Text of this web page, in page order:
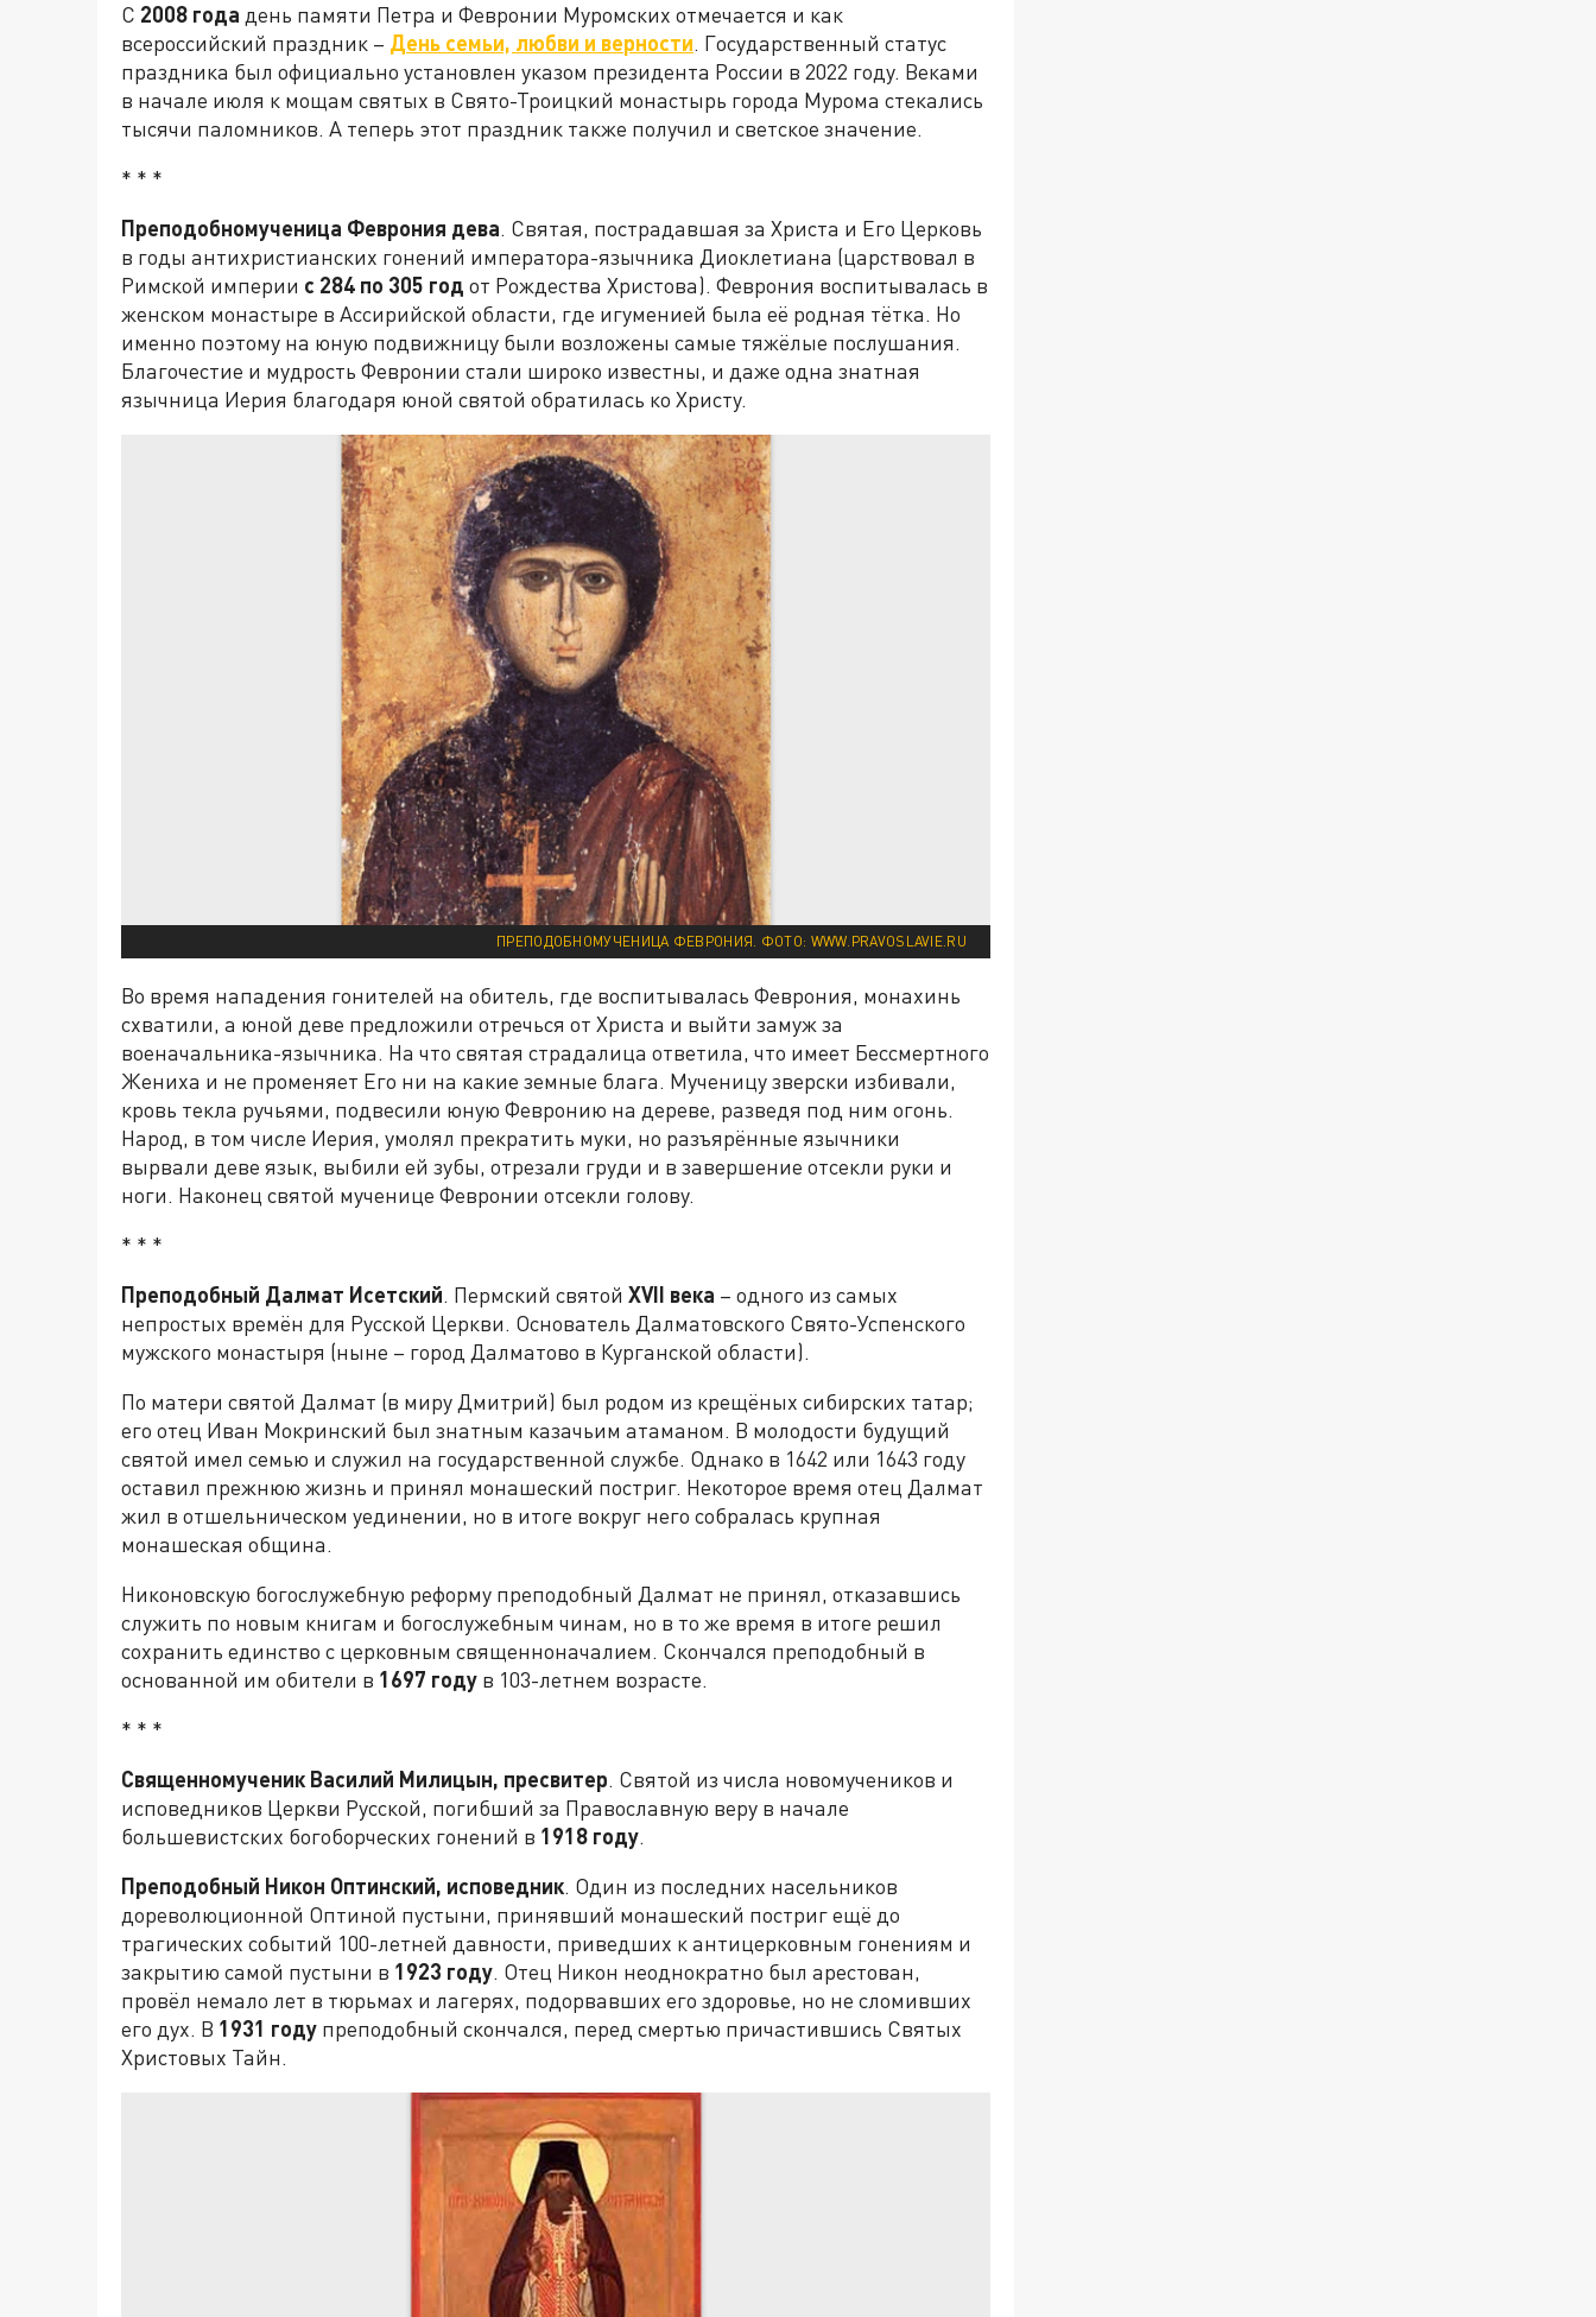
С 2008 года день памяти Петра и Февронии Муромских отмечается и как
всероссийский праздник – День семьи, любви и верности. Государственный статус
праздника был официально установлен указом президента России в 2022 году. Веками
в начале июля к мощам святых в Свято-Троицкий монастырь города Мурома стекались
тысячи паломников. А теперь этот праздник также получил и светское значение.
* * *
Преподобномученица Феврония дева. Святая, пострадавшая за Христа и Его Церковь
в годы антихристианских гонений императора-язычника Диоклетиана (царствовал в
Римской империи с 284 по 305 год от Рождества Христова). Феврония воспитывалась в
женском монастыре в Ассирийской области, где игуменией была её родная тётка. Но
именно поэтому на юную подвижницу были возложены самые тяжёлые послушания.
Благочестие и мудрость Февронии стали широко известны, и даже одна знатная
язычница Иерия благодаря юной святой обратилась ко Христу.
ПРЕПОДОБНОМУЧЕНИЦА ФЕВРОНИЯ. ФОТО: WWW.PRAVOSLAVIE.RU
Во время нападения гонителей на обитель, где воспитывалась Феврония, монахинь
схватили, а юной деве предложили отречься от Христа и выйти замуж за
военачальника-язычника. На что святая страдалица ответила, что имеет Бессмертного
Жениха и не променяет Его ни на какие земные блага. Мученицу зверски избивали,
кровь текла ручьями, подвесили юную Февронию на дереве, разведя под ним огонь.
Народ, в том числе Иерия, умолял прекратить муки, но разъярённые язычники
вырвали деве язык, выбили ей зубы, отрезали груди и в завершение отсекли руки и
ноги. Наконец святой мученице Февронии отсекли голову.
* * *
Преподобный Далмат Исетский. Пермский святой XVII века – одного из самых
непростых времён для Русской Церкви. Основатель Далматовского Свято-Успенского
мужского монастыря (ныне – город Далматово в Курганской области).
По матери святой Далмат (в миру Дмитрий) был родом из крещёных сибирских татар;
его отец Иван Мокринский был знатным казачьим атаманом. В молодости будущий
святой имел семью и служил на государственной службе. Однако в 1642 или 1643 году
оставил прежнюю жизнь и принял монашеский постриг. Некоторое время отец Далмат
жил в отшельническом уединении, но в итоге вокруг него собралась крупная
монашеская община.
Никоновскую богослужебную реформу преподобный Далмат не принял, отказавшись
служить по новым книгам и богослужебным чинам, но в то же время в итоге решил
сохранить единство с церковным священноначалием. Скончался преподобный в
основанной им обители в 1697 году в 103-летнем возрасте.
* * *
Священномученик Василий Милицын, пресвитер. Святой из числа новомучеников и
исповедников Церкви Русской, погибший за Православную веру в начале
большевистских богоборческих гонений в 1918 году.
Преподобный Никон Оптинский, исповедник. Один из последних насельников
дореволюционной Оптиной пустыни, принявший монашеский постриг ещё до
трагических событий 100-летней давности, приведших к антицерковным гонениям и
закрытию самой пустыни в 1923 году. Отец Никон неоднократно был арестован,
провёл немало лет в тюрьмах и лагерях, подорвавших его здоровье, но не сломивших
его дух. В 1931 году преподобный скончался, перед смертью причастившись Святых
Христовых Тайн.